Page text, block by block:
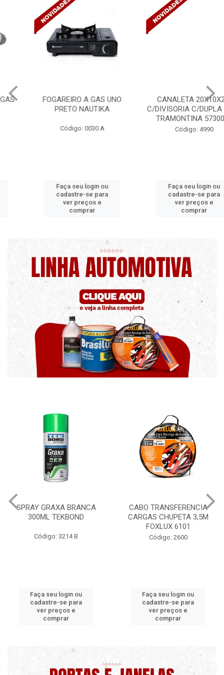
FOGAREIRO A GAS UNO
PRETO NAUTIKA
Código: 0030 A
Faça seu login ou
cadastre-se para
ver preços e
CANALETA 20X10X2M
C/DIVISORIA C/DUPLA FACE
TRAMONTINA 57300/...
Código: 4990
Faça seu login ou
cadastre-se para
ver preços e
CABO TRANSFERENCIA
CARGAS CHUPETA 3,5M
Código: 2600
Faça seu login ou
cadastre-se para
ver preços e
comprar
CHAVE DE RODA TIPO CRUZ
17X19X21X23 FOX 4513
Código: 2628
Faça seu login ou
cadastre-se para
ver preços e
comprar